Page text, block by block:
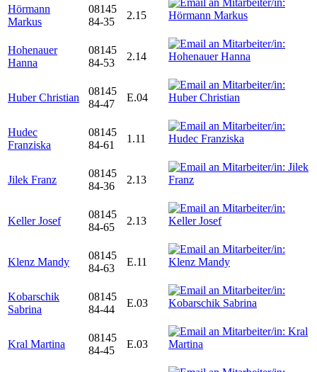
Hörmann
Markus
08145
84-35
2.15
Hohenauer
Hanna
08145
84-53
2.14
Huber Christian
08145
84-47
E.04
Hudec
Franziska
08145
84-61
1.11
Jilek Franz
08145
84-36
2.13
Keller Josef
08145
84-65
2.13
Klenz Mandy
08145
84-63
E.11
Kobarschik
Sabrina
08145
84-44
E.03
Kral Martina
08145
84-45
E.03